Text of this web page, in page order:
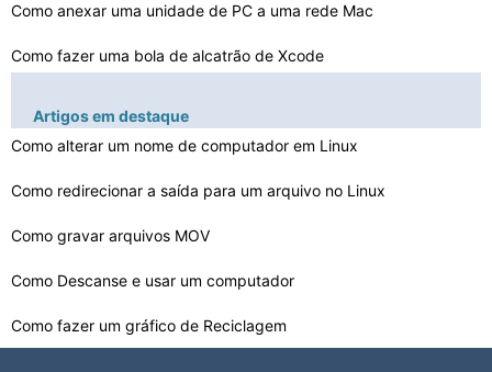
Como anexar uma unidade de PC a uma rede Mac
Como fazer uma bola de alcatrão de Xcode
Como tirar o volume Voltar para um Mac OS
Como excluir programas no OS X
Como executar um CD em um Power PC Mac G4
Como Ir Login Items no OS X
Artigos em destaque
Como alterar um nome de computador em Linux
Como redirecionar a saída para um arquivo no Linux
Como gravar arquivos MOV
Como Descanse e usar um computador
Como fazer um gráfico de Reciclagem